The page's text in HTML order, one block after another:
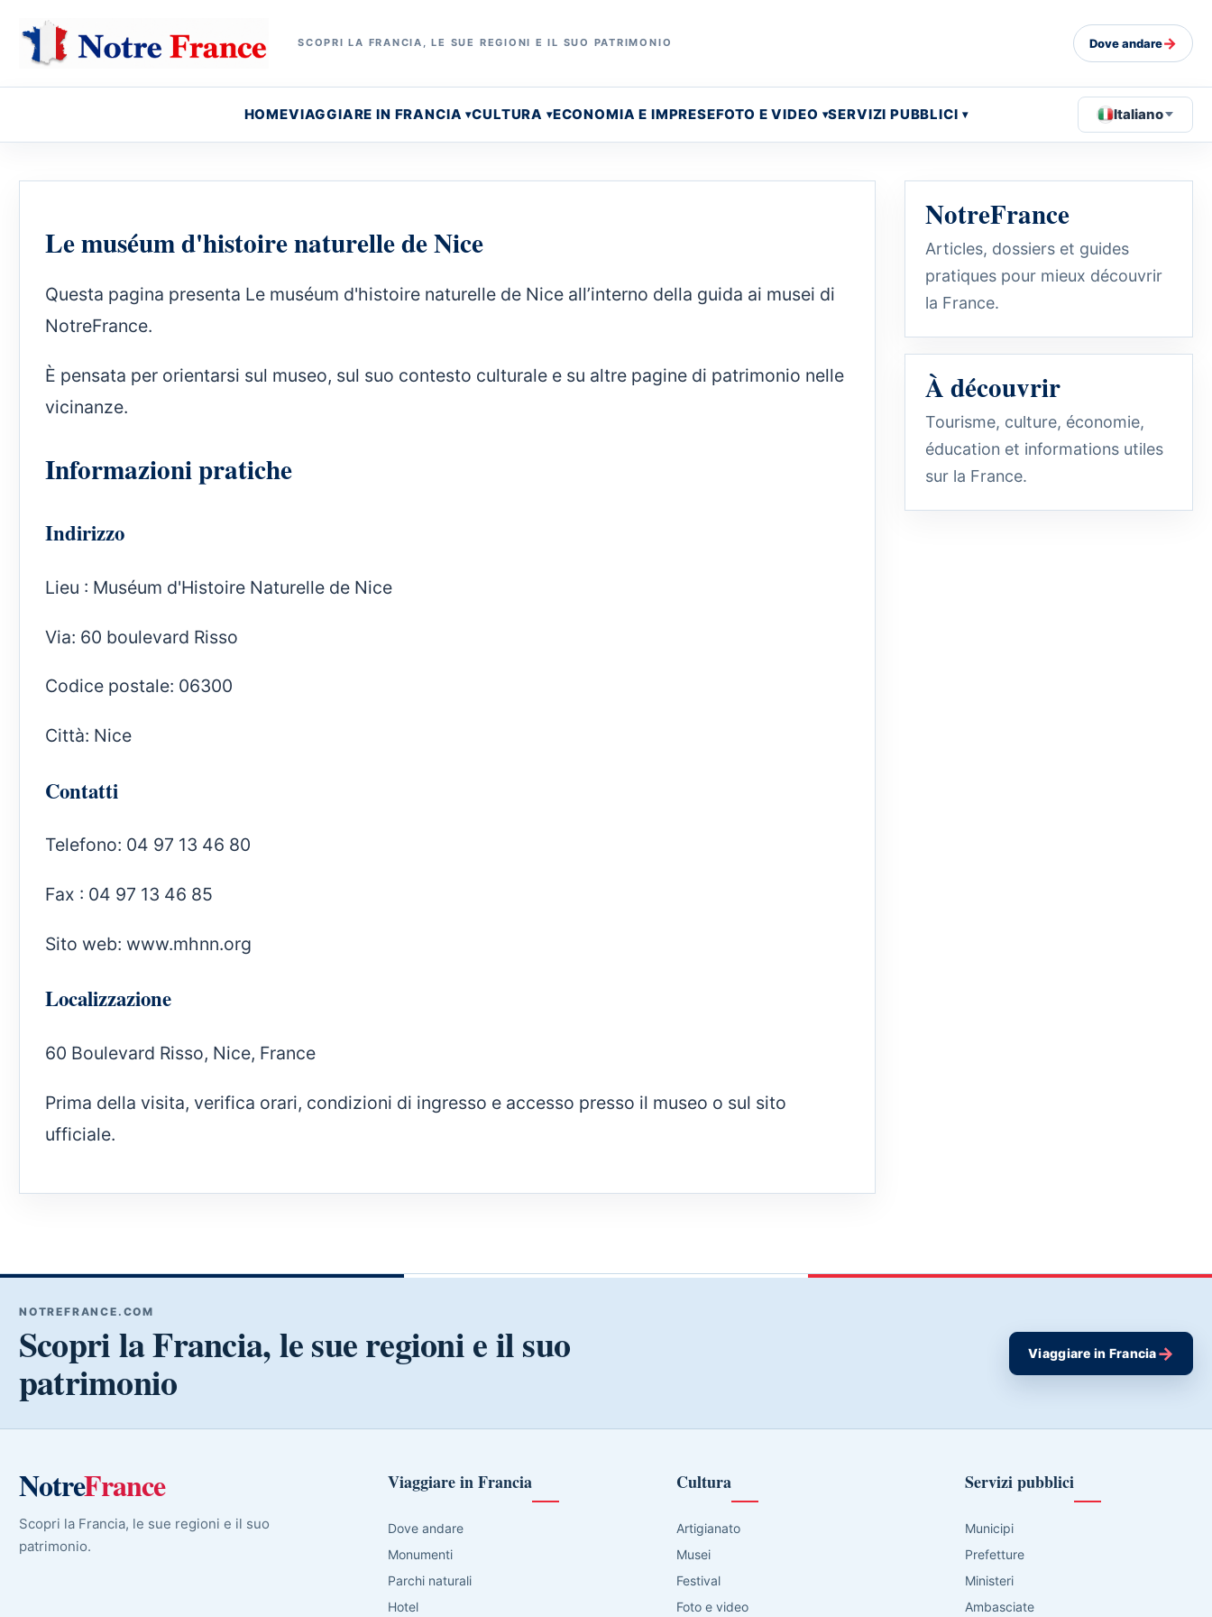
SCOPRI LA FRANCIA, LE SUE REGIONI E IL SUO PATRIMONIO Dove andare→
HOMEVIAGGIARE IN FRANCIA CULTURA ECONOMIA E IMPRESEFOTO E VIDEO SERVIZI PUBBLICI Italiano
Le muséum d'histoire naturelle de Nice
Questa pagina presenta Le muséum d'histoire naturelle de Nice all’interno della guida ai musei di
NotreFrance.
È pensata per orientarsi sul museo, sul suo contesto culturale e su altre pagine di patrimonio nelle
vicinanze.
Informazioni pratiche
Indirizzo
Lieu : Muséum d'Histoire Naturelle de Nice
Via: 60 boulevard Risso
Codice postale: 06300
Città: Nice
Contatti
Telefono: 04 97 13 46 80
Fax : 04 97 13 46 85
Sito web: www.mhnn.org
Localizzazione
60 Boulevard Risso, Nice, France
Prima della visita, verifica orari, condizioni di ingresso e accesso presso il museo o sul sito
ufficiale.
NotreFrance
Articles, dossiers et guides
pratiques pour mieux découvrir
la France.
À découvrir
Tourisme, culture, économie,
éducation et informations utiles
sur la France.
NOTREFRANCE.COM
Scopri la Francia, le sue regioni e il suo
patrimonio
Viaggiare in Francia→
NotreFrance
Scopri la Francia, le sue regioni e il suo
patrimonio.
Viaggiare in Francia
Dove andare
Monumenti
Parchi naturali
Hotel
Cultura
Artigianato
Musei
Festival
Foto e video
Servizi pubblici
Municipi
Prefetture
Ministeri
Ambasciate